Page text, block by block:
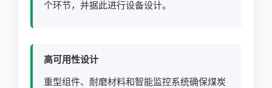
个环节，并据此进行设备设计。
高可用性设计
重型组件、耐磨材料和智能监控系统确保煤炭